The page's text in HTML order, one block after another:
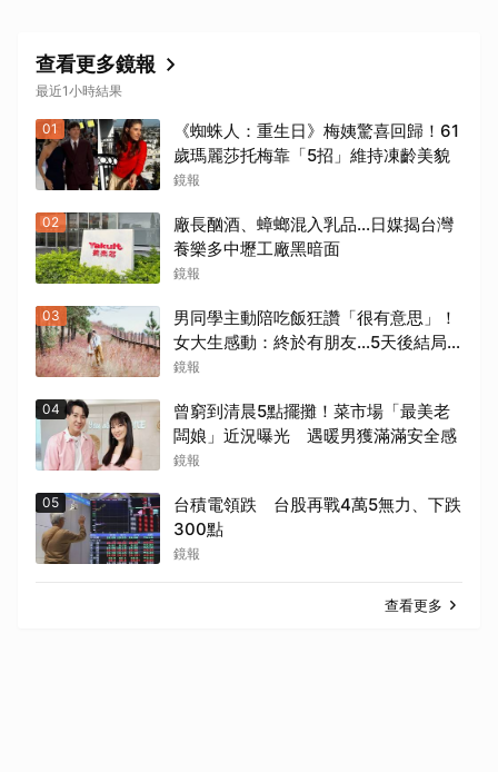
查看更多鏡報
最近1小時結果
01
《蜘蛛人：重生日》梅姨驚喜回歸！61
歲瑪麗莎托梅靠「5招」維持凍齡美貌
鏡報
02
廠長酗酒、蟑螂混入乳品...日媒揭台灣
養樂多中壢工廠黑暗面
鏡報
03
男同學主動陪吃飯狂讚「很有意思」！
女大生感動：終於有朋友…5天後結局
超心碎
鏡報
04
曾窮到清晨5點擺攤！菜市場「最美老
闆娘」近況曝光 遇暖男獲滿滿安全感
鏡報
05
台積電領跌 台股再戰4萬5無力、下跌
300點
鏡報
查看更多